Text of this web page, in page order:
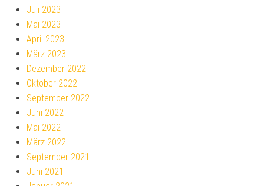
Juli 2023
Mai 2023
April 2023
März 2023
Dezember 2022
Oktober 2022
September 2022
Juni 2022
Mai 2022
März 2022
September 2021
Juni 2021